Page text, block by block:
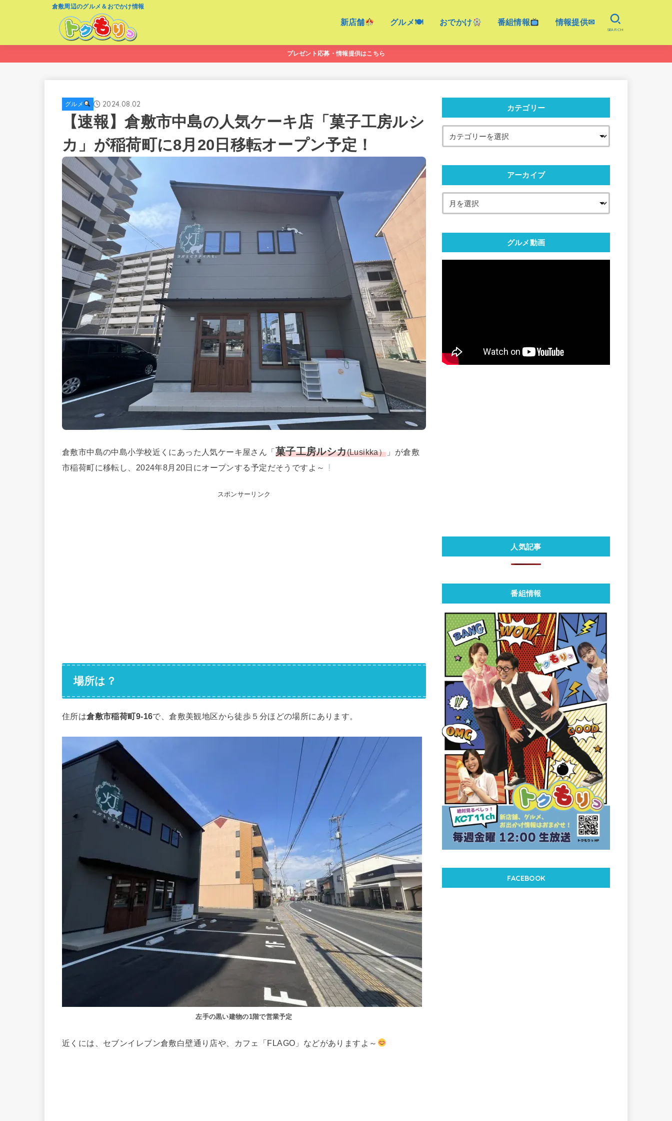
倉敷周辺のグルメ＆おでかけ情報
新店舗 グルメ🍽 おでかけ 番組情報 情報提供✉
SEARCH
プレゼント応募・情報提供はこちら
グルメ 2024.08.02
【速報】倉敷市中島の人気ケーキ店「菓子工房ルシ
カ」が稲荷町に8月20日移転オープン予定！
倉敷市中島の中島小学校近くにあった人気ケーキ屋さん「 菓子工房ルシカ(Lusikka） 」が倉敷
市稲荷町に移転し、2024年8月20日にオープンする予定だそうですよ～
スポンサーリンク
場所は？
住所は倉敷市稲荷町9-16で、倉敷美観地区から徒歩５分ほどの場所にあります。
左手の黒い建物の1階で営業予定
近くには、セブンイレブン倉敷白壁通り店や、カフェ「FLAGO」などがありますよ～
カテゴリー
アーカイブ
グルメ動画
人気記事
番組情報
FACEBOOK